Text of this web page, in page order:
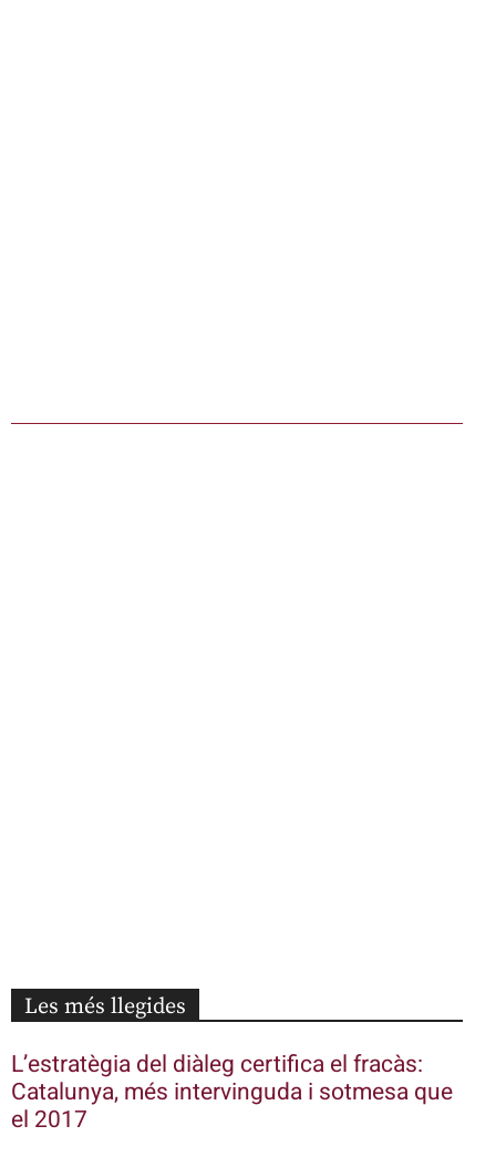
Les més llegides
L’estratègia del diàleg certifica el fracàs:
Catalunya, més intervinguda i sotmesa que
el 2017